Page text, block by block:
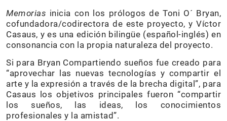
Memorias inicia con los prólogos de Toni O´ Bryan,
cofundadora/codirectora de este proyecto, y Víctor
Casaus, y es una edición bilingüe (español-inglés) en
consonancia con la propia naturaleza del proyecto.
Si para Bryan Compartiendo sueños fue creado para
“aprovechar las nuevas tecnologías y compartir el
arte y la expresión a través de la brecha digital”, para
Casaus los objetivos principales fueron “compartir
los sueños, las ideas, los conocimientos
profesionales y la amistad”.